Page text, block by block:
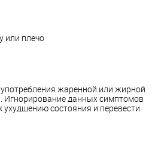
или плечо
жаренной или жирной
Игнорирование данных симптомов
состояния и перевести